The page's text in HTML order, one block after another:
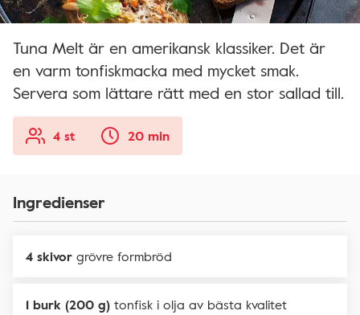
Tuna Melt är en amerikansk klassiker. Det är
en varm tonfiskmacka med mycket smak.
Servera som lättare rätt med en stor sallad till.
4 st 20 min
Ingredienser
4 skivor grövre formbröd
1 burk (200 g) tonfisk i olja av bästa kvalitet